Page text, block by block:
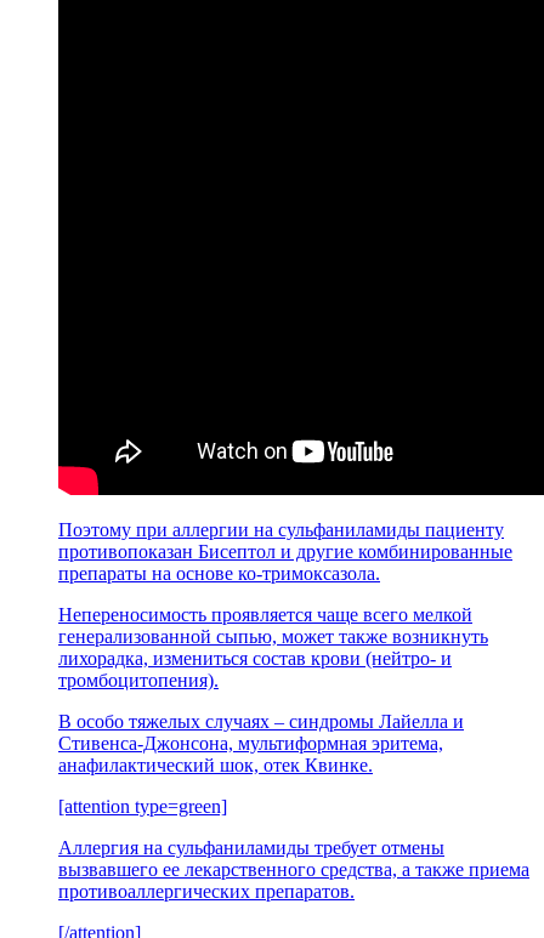
Поэтому при аллергии на сульфаниламиды пациенту
противопоказан Бисептол и другие комбинированные
препараты на основе ко-тримоксазола.
Непереносимость проявляется чаще всего мелкой
генерализованной сыпью, может также возникнуть
лихорадка, измениться состав крови (нейтро- и
тромбоцитопения).
В особо тяжелых случаях – синдромы Лайелла и
Стивенса-Джонсона, мультиформная эритема,
анафилактический шок, отек Квинке.
[attention type=green]
Аллергия на сульфаниламиды требует отмены
вызвавшего ее лекарственного средства, а также приема
противоаллергических препаратов.
[/attention]